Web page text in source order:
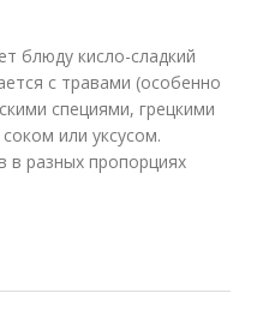
блюду кисло-сладкий
с травами (особенно
специями, грецкими
или уксусом.
в разных пропорциях